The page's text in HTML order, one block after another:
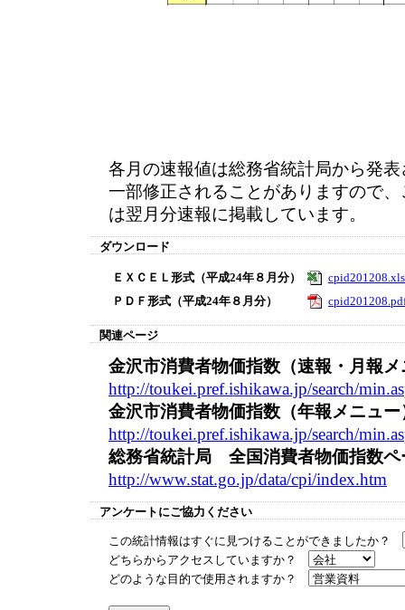
各月の速報値は総務省統計局から発
一部修正されることがありますので
は翌月分速報に掲載しています。
ダウンロード
ＥＸＣＥＬ形式（平成24年８月分）
cpid201208.xls
ＰＤＦ形式（平成24年８月分）
関連ページ
金沢市消費者物価指数（速報・月報
http://toukei.pref.ishikawa.jp/search/
金沢市消費者物価指数（年報メニュー
http://toukei.pref.ishikawa.jp/search/
総務省統計局 全国消費者物価指数ペ
http://www.stat.go.jp/data/cpi/index.htm
アンケートにご協力ください
この統計情報はすぐに見つけることができましたか？
どちらからアクセスしていますか？
どのような目的で使用されますか？